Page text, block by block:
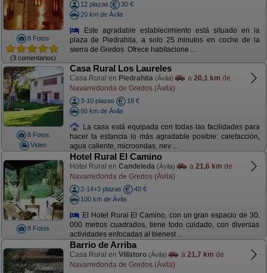
8 Fotos
(3 comentarios)
12 plazas
30 €
20 km de Ávila
Este agradable establecimiento está situado en la
plaza de Piedrahita, a solo 25 minutos en coche de la
sierra de Gredos. Ofrece habitacione ...
8 Fotos
Video
Casa Rural Los Laureles
Casa Rural en Piedrahita (Ávila) a 20,1 km de
Navarredonda de Gredos (Ávila)
3-10 plazas
18 €
60 km de Ávila
La casa está equipada con todas las facilidades para
hacer la estancia lo más agradable posible: calefacción,
agua caliente, microondas, nev ...
8 Fotos
Hotel Rural El Camino
Hotel Rural en Candeleda (Ávila) a 21,6 km de
Navarredonda de Gredos (Ávila)
2-14+3 plazas
40 €
100 km de Ávila
El Hotel Rural El Camino, con un gran espacio de 30.
000 metros cuadrados, tiene todo cuidado, con diversas
actividades enfocadas al bienest ...
Barrio de Arriba
Casa Rural en Villatoro (Ávila) a 21,7 km de
Navarredonda de Gredos (Ávila)